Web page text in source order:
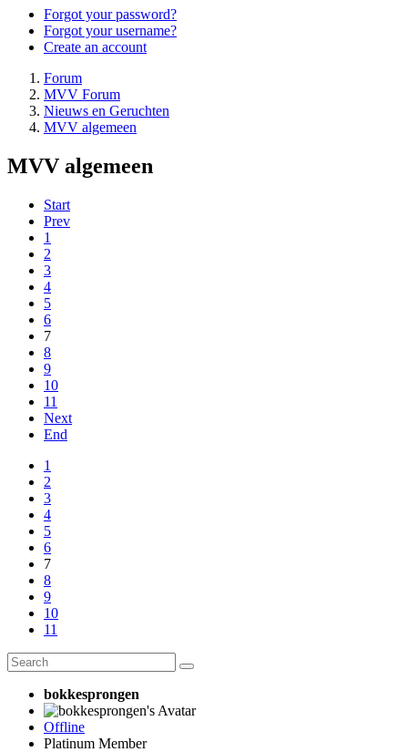
Forgot your password?
Forgot your username?
Create an account
Forum
MVV Forum
Nieuws en Geruchten
MVV algemeen
MVV algemeen
Start
Prev
1
2
3
4
5
6
7
8
9
10
11
Next
End
1
2
3
4
5
6
7
8
9
10
11
bokkesprongen
Offline
Platinum Member